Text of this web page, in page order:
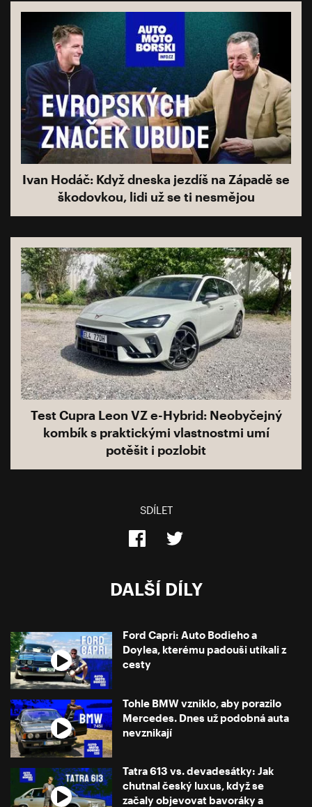
Ivan Hodáč: Když dneska jezdíš na Západě se
škodovkou, lidi už se ti nesmějou
Test Cupra Leon VZ e-Hybrid: Neobyčejný
kombík s praktickými vlastnostmi umí
potěšit i pozlobit
SDÍLET
DALŠÍ DÍLY
Ford Capri: Auto Bodieho a
Doylea, kterému padouši utíkali z
cesty
Tohle BMW vzniklo, aby porazilo
Mercedes. Dnes už podobná auta
nevznikají
Tatra 613 vs. devadesátky: Jak
chutnal český luxus, když se
začaly objevovat bavoráky a